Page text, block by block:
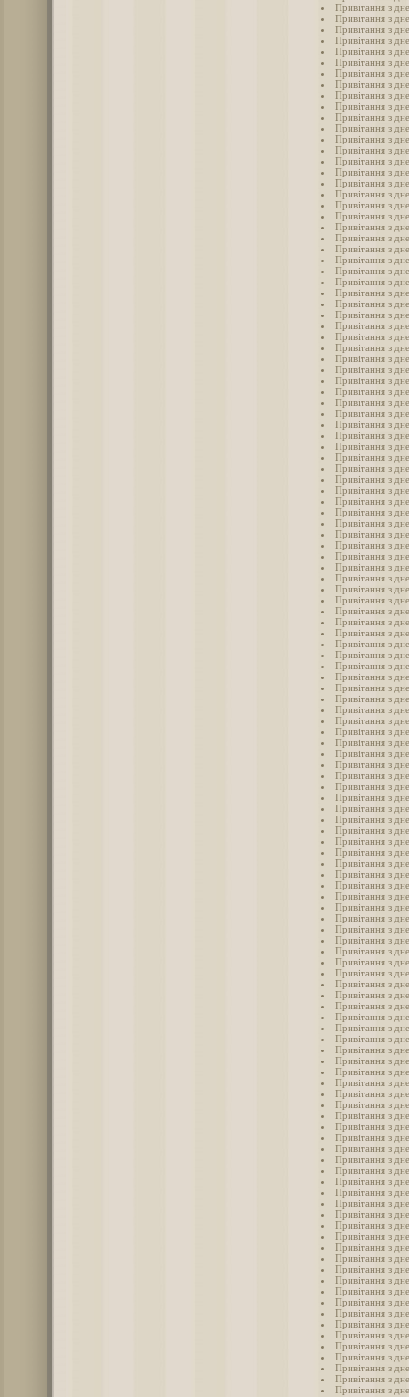
Привітання з
Привітання з
Привітання з
Привітання з
Привітання з
Привітання з
Привітання з
Привітання з
Привітання з
Привітання з
Привітання з
Привітання з
Привітання з
Привітання з
Привітання з
Привітання з
Привітання з
Привітання з
Привітання з
Привітання з
Привітання з
Привітання з
Привітання з
Привітання з
Привітання з
Привітання з
Привітання з
Привітання з
Привітання з
Привітання з
Привітання з
Привітання з
Привітання з
Привітання з
Привітання з
Привітання з
Привітання з
Привітання з
Привітання з
Привітання з
Привітання з
Привітання з
Привітання з
Привітання з
Привітання з
Привітання з
Привітання з
Привітання з
Привітання з
Привітання з
Привітання з
Привітання з
Привітання з
Привітання з
Привітання з
Привітання з
Привітання з
Привітання з
Привітання з
Привітання з
Привітання з
Привітання з
Привітання з
Привітання з
Привітання з
Привітання з
Привітання з
Привітання з
Привітання з
Привітання з
Привітання з
Привітання з
Привітання з
Привітання з
Привітання з
Привітання з
Привітання з
Привітання з
Привітання з
Привітання з
Привітання з
Привітання з
Привітання з
Привітання з
Привітання з
Привітання з
Привітання з
Привітання з
Привітання з
Привітання з
Привітання з
Привітання з
Привітання з
Привітання з
Привітання з
Привітання з
Привітання з
Привітання з
Привітання з
Привітання з
Привітання з
Привітання з
Привітання з
Привітання з
Привітання з
Привітання з
Привітання з
Привітання з
Привітання з
Привітання з
Привітання з
Привітання з
Привітання з
Привітання з
Привітання з
Привітання з
Привітання з
Привітання з
Привітання з
Привітання з
Привітання з
Привітання з
Привітання з
Привітання з
Привітання з
Привітання з
Привітання з